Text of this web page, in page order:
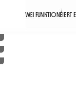
WEI FUNKTIONÉIERT